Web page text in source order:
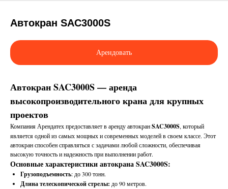
Автокран SAC3000S
Арендовать
Автокран SAC3000S — аренда
высокопроизводительного крана для крупных
проектов
Компания Арендатех предоставляет в аренду автокранSAC3000S, который
является одной из самых мощных и современных моделей в своем классе. Этот
автокран способен справляться с задачами любой сложности, обеспечивая
высокую точность и надежность при выполнении работ.
Основные характеристики автокрана SAC3000S:
Грузоподъемность: до 300 тонн.
Длина телескопической стрелы: до 90 метров.